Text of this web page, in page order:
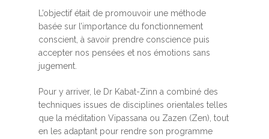
L’objectif était de promouvoir une méthode
basée sur l’importance du fonctionnement
conscient, à savoir prendre conscience puis
accepter nos pensées et nos émotions sans
jugement.
Pour y arriver, le Dr Kabat-Zinn a combiné des
techniques issues de disciplines orientales telles
que la méditation Vipassana ou Zazen (Zen), tout
en les adaptant pour rendre son programme